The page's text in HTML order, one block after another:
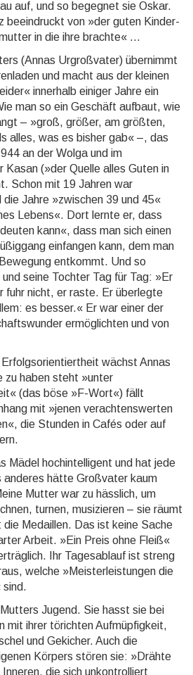
auf, und so begegnet sie Oskar.
beeindruckt von »der guten Kin­der­
in die ihre brachte« ...
(Annas Urgroßvater) übernimmt
und macht aus der kleinen
innerhalb einiger Jahre ein
man so ein Geschäft aufbaut, wie
– »groß, größer, am größten,
al­les, was es bisher gab« –, das
an der Wolga und im
Kasan (»der Quelle alles Guten in
Schon mit 19 Jahren war
Jahre »zwischen 39 und 45«
Lebens«. Dort lernte er, dass
kann«, dass man sich einen
einfangen kann, dem man
entkommt. Und so
seine Tochter Tag für Tag: »Er
fuhr nicht, er raste. Er überlegte
es besser.« Er war einer der
ermöglichten und von
Erfolgsorientiertheit wächst Annas
zu haben steht »unter
(das böse »F-Wort«) fällt
mit »jenen verachtens­werten
die Stunden in Cafés oder auf
Mädel hochintelligent und hat jede
anderes hätte Großva­ter kaum
Mutter war zu hässlich, um
turnen, mu­si­zie­ren – sie räumt
Medaillen. Das ist keine Sache
Ar­beit. »Ein Preis ohne Fleiß«
Ihr Tagesablauf ist streng
welche »Meisterleistungen die
sind.
Jugend. Sie hasst sie bei
mit ihrer törichten Auf­müpfigkeit,
und Gekicher. Auch die
Körpers stören sie: »Drähte
die sich unkontrolliert